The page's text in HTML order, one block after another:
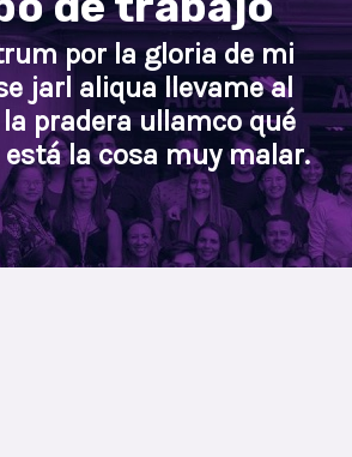
por la gloria de mi
jarl aliqua llevame al
pradera ullamco qué
la cosa muy malar.